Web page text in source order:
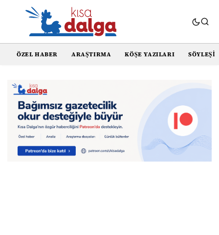
ÖZEL HABER ARAŞTIRMA KÖŞE YAZILARI SÖYLEŞI